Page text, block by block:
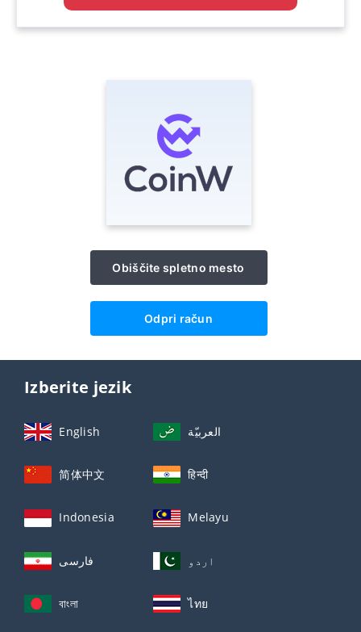
Obiščite spletno mesto
Odpri račun
Izberite jezik
English العربيّة
简体中文 हिन्दी
Indonesia Melayu
فارسی اردو
বাংলা ไทย